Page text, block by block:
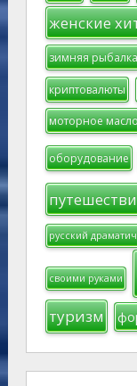
женские
зимняя рыбалка
криптовалюты
моторное
оборудование
русский
своими руками
туризм